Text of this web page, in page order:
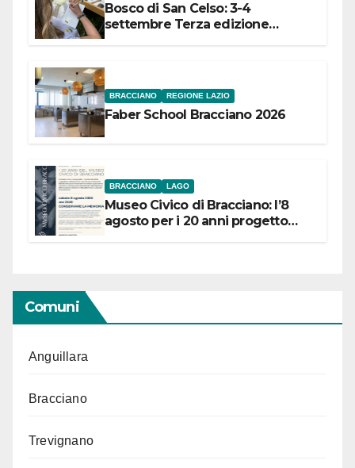
Bosco di San Celso: 3-4
settembre Terza edizione
BRACCIANO REGIONE LAZIO
Faber School Bracciano 2026
BRACCIANO LAGO
Museo Civico di Bracciano: l’8
agosto per i 20 anni progetto
Comuni
Anguillara
Bracciano
Trevignano